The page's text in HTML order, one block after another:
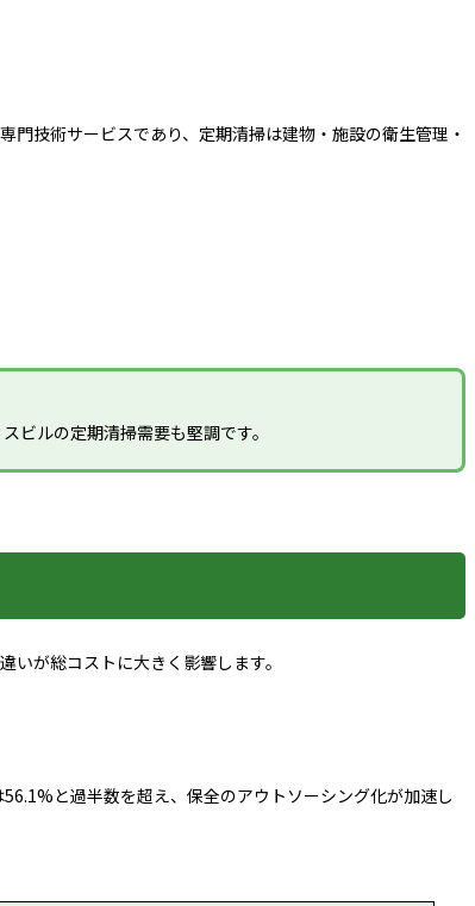
技術サービスであり、定期清掃は建物・施設の衛生管理・
ビルの定期清掃需要も堅調です。
が総コストに大きく影響します。
と過半数を超え、保全のアウトソーシング化が加速し